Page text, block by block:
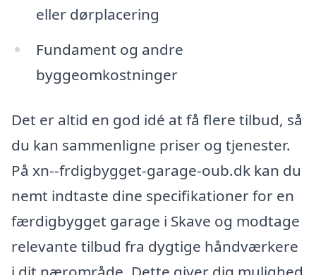
eller dørplacering
Fundament og andre
byggeomkostninger
Det er altid en god idé at få flere tilbud, så
du kan sammenligne priser og tjenester.
På xn--frdigbygget-garage-oub.dk kan du
nemt indtaste dine specifikationer for en
færdigbygget garage i Skave og modtage
relevante tilbud fra dygtige håndværkere